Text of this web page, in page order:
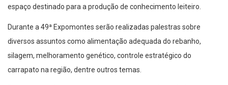
espaço destinado para a produção de conhecimento leiteiro.
Durante a 49ª Expomontes serão realizadas palestras sobre
diversos assuntos como alimentação adequada do rebanho,
silagem, melhoramento genético, controle estratégico do
carrapato na região, dentre outros temas.